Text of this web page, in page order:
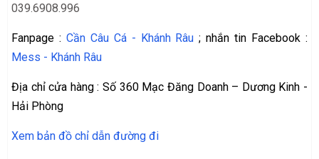
039.6908.996
Fanpage : Cần Câu Cá - Khánh Râu ; nhắn tin Facebook :
Mess - Khánh Râu
Địa chỉ cửa hàng : Số 360 Mạc Đăng Doanh – Dương Kinh -
Hải Phòng
Xem bản đồ chỉ dẫn đường đi